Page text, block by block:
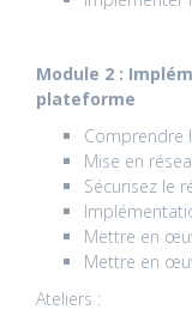
Module 2 :
plateforme
Comprendre
Mise en
Sécurisez le
Mettre en
Mettre en
Ateliers :